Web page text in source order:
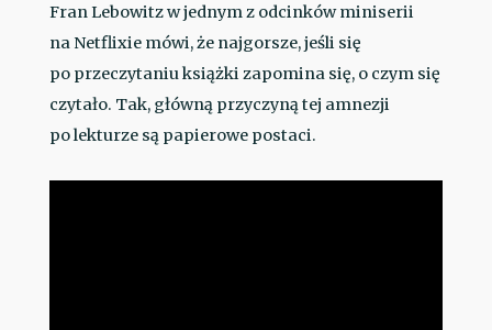
Fran Lebowitz w jednym z odcinków miniserii
na Netflixie mówi, że najgorsze, jeśli się
po przeczytaniu książki zapomina się, o czym się
czytało. Tak, główną przyczyną tej amnezji
po lekturze są papierowe postaci.